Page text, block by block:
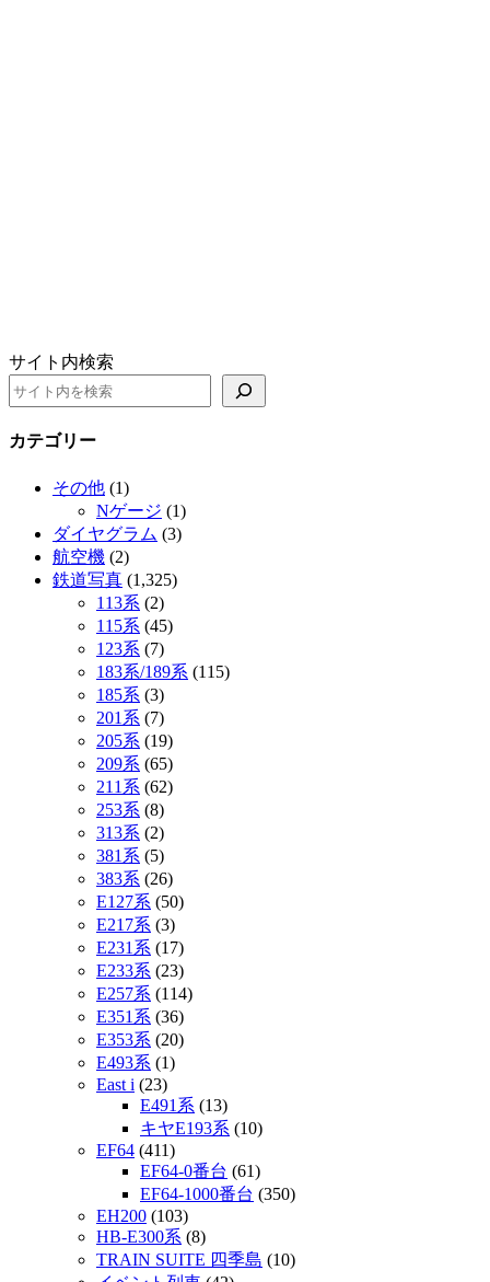
サイト内検索
カテゴリー
その他 (1)
Nゲージ (1)
ダイヤグラム (3)
航空機 (2)
鉄道写真 (1,325)
113系 (2)
115系 (45)
123系 (7)
183系/189系 (115)
185系 (3)
201系 (7)
205系 (19)
209系 (65)
211系 (62)
253系 (8)
313系 (2)
381系 (5)
383系 (26)
E127系 (50)
E217系 (3)
E231系 (17)
E233系 (23)
E257系 (114)
E351系 (36)
E353系 (20)
E493系 (1)
East i (23)
E491系 (13)
キヤE193系 (10)
EF64 (411)
EF64-0番台 (61)
EF64-1000番台 (350)
EH200 (103)
HB-E300系 (8)
TRAIN SUITE 四季島 (10)